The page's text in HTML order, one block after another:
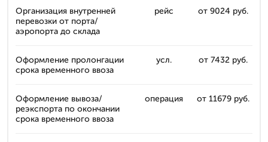
Организация внутренней
перевозки от порта/
аэропорта до склада
рейс от 9024 руб.
Оформление пролонгации
срока временного ввоза
усл. от 7432 руб.
Оформление вывоза/
реэкспорта по окончании
срока временного ввоза
операция от 11679 руб.